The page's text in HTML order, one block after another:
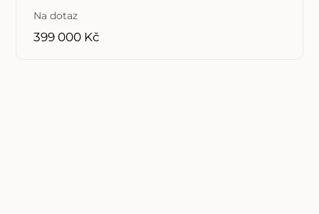
Na dotaz
399 000 Kč